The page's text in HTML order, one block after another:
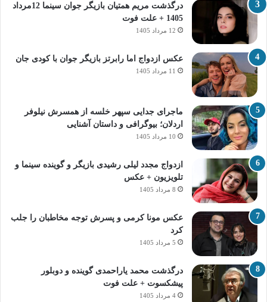
درگذشت مریم همتیان بازیگر جوان سینما 12مرداد
1405 + علت فوت
12 مرداد 1405
عکس ازدواج اما رابرتز بازیگر جوان با کودی جان
11 مرداد 1405
ماجرای جدایی سپهر خلسه از همسرش نیلوفر
اردلان؛ بیوگرافی و داستان آشنایی
10 مرداد 1405
ازدواج مجدد لیلی رشیدی بازیگر و گوینده سینما و
تلویزیون + عکس
8 مرداد 1405
عکس مونا کرمی و پسرش توجه مخاطبان را جلب
کرد
5 مرداد 1405
درگذشت محمد یاراحمدی گوینده و دوبلور
پیشکسوت + علت فوت
4 مرداد 1405